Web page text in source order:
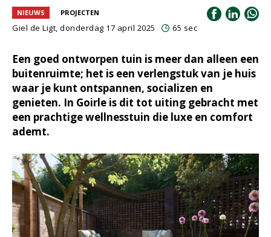
NIEUWS PROJECTEN
Giel de Ligt, donderdag 17 april 2025 65 sec
Een goed ontworpen tuin is meer dan alleen een
buitenruimte; het is een verlengstuk van je huis
waar je kunt ontspannen, socializen en
genieten. In Goirle is dit tot uiting gebracht met
een prachtige wellnesstuin die luxe en comfort
ademt.